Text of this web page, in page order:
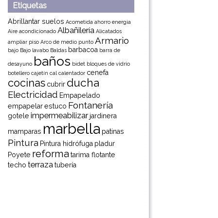
Etiquetas
Abrillantar suelos Acometida ahorro energia
Aire acondicionado Albañilería Alicatados
ampliar piso Arco de medio punto Armario
bajo Bajo lavabo Baldas barbacoa barra de
desayuno baños bidet bloques de vidrio
botellero cajetín cal calentador cenefa
cocinas cubrir ducha
Electricidad Empapelado
empapelarestuco Fontanería
gotele impermeabilizar jardinera
mamparas marbella patinas
Pintura Pintura hidrófuga pladur
Poyete reformatarima flotante
techo terrazatubería